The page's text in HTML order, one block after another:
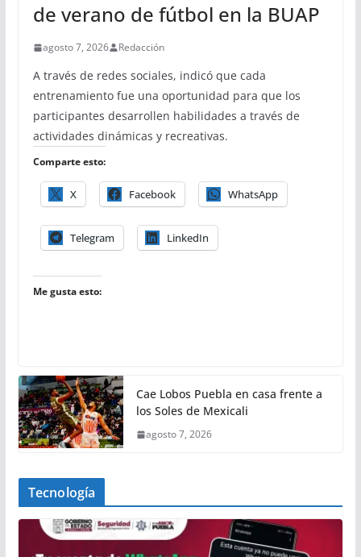
de verano de fútbol en la BUAP
agosto 7, 2026 Redacción
A través de redes sociales, indicó que cada
entrenamiento fue una oportunidad para que los
participantes desarrollen habilidades a través de
actividades dinámicas y recreativas.
Comparte esto:
X Facebook WhatsApp
Telegram LinkedIn
Me gusta esto:
Cae Lobos Puebla en casa frente a
los Soles de Mexicali
agosto 7, 2026
Tecnología